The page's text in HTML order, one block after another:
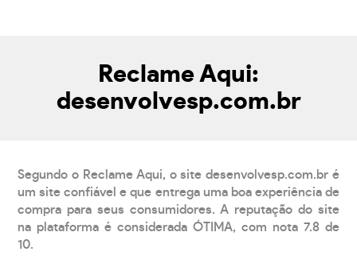
Reclame Aqui:
desenvolvesp.com.br
Segundo o Reclame Aqui, o site desenvolvesp.com.br é
um site confiável e que entrega uma boa experiência de
compra para seus consumidores. A reputação do site
na plataforma é considerada ÓTIMA, com nota 7.8 de
10.